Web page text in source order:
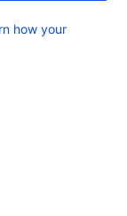
how your